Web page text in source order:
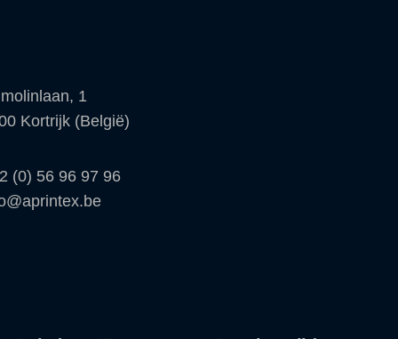
1
Kortrijk (België)
(0) 56 96 97 96